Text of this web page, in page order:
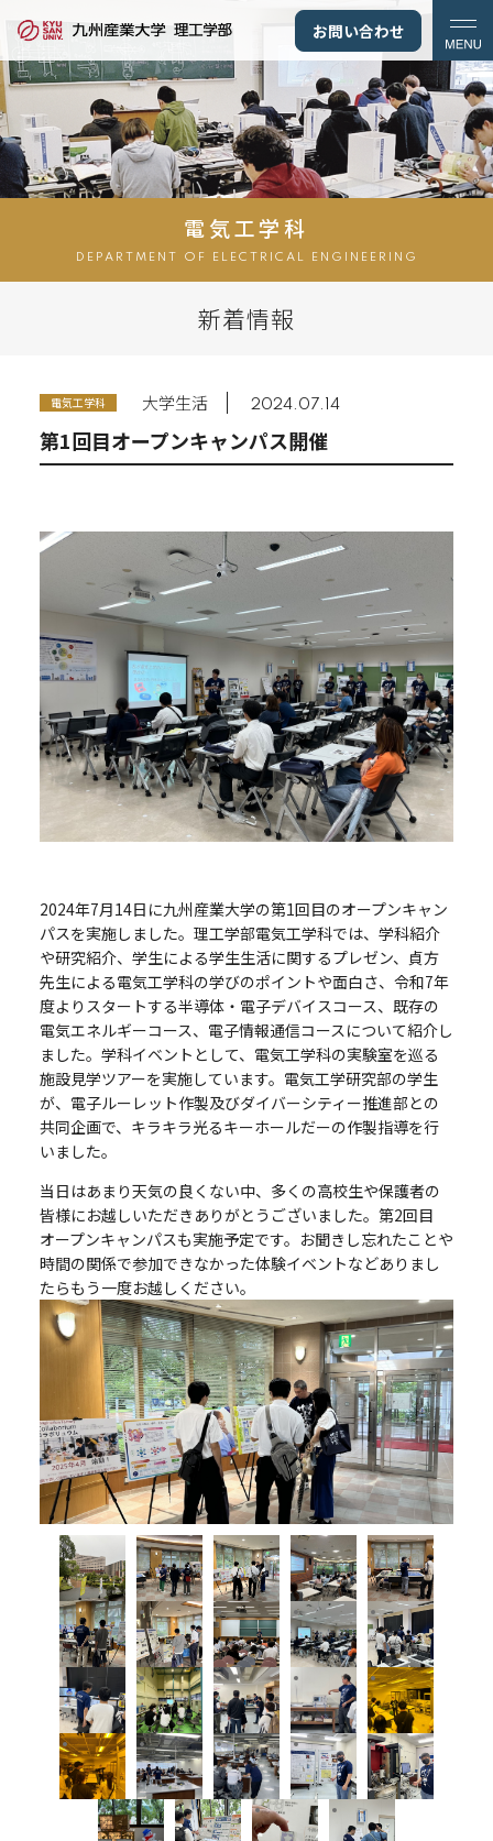
お問い合わせ
電気工学科
DEPARTMENT OF ELECTRICAL ENGINEERING
新着情報
電気工学科 大学生活 2024.07.14
第1回目オープンキャンパス開催
2024年7月14日に九州産業大学の第1回目のオープンキャン
パスを実施しました。理工学部電気工学科では、学科紹介
や研究紹介、学生による学生生活に関するプレゼン、貞方
先生による電気工学科の学びのポイントや面白さ、令和7年
度よりスタートする半導体・電子デバイスコース、既存の
電気エネルギーコース、電子情報通信コースについて紹介し
ました。学科イベントとして、電気工学科の実験室を巡る
施設見学ツアーを実施しています。電気工学研究部の学生
が、電子ルーレット作製及びダイバーシティー推進部との
共同企画で、キラキラ光るキーホールだーの作製指導を行
いました。
当日はあまり天気の良くない中、多くの高校生や保護者の
皆様にお越しいただきありがとうございました。第2回目
オープンキャンパスも実施予定です。お聞きし忘れたことや
時間の関係で参加できなかった体験イベントなどありまし
たらもう一度お越しください。